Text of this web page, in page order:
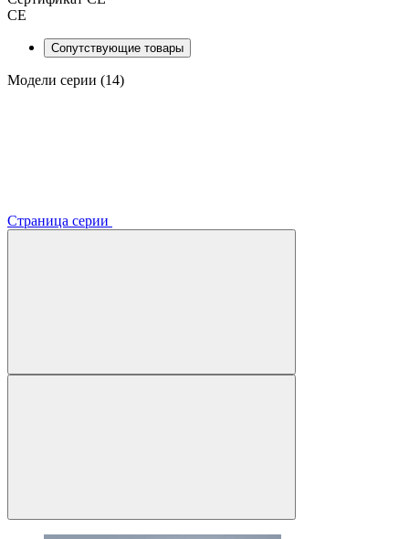
CE
Сопутствующие товары
Модели серии (14)
Страница серии